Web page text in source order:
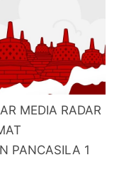
MEDIA RADAR
PANCASILA 1